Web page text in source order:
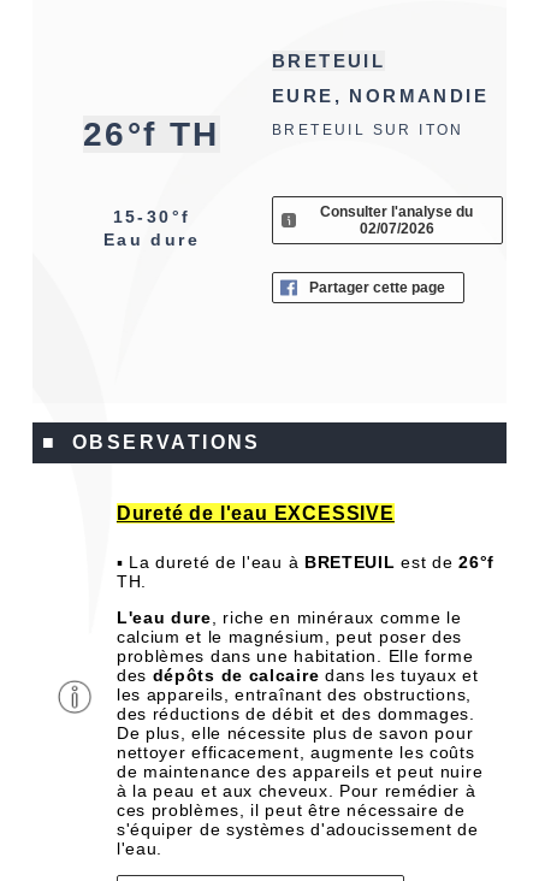
26°f TH
15-30°f
Eau dure
BRETEUIL
EURE, NORMANDIE
BRETEUIL SUR ITON
Consulter l'analyse du
02/07/2026
Partager cette page
■ OBSERVATIONS
Dureté de l'eau EXCESSIVE
▪ La dureté de l'eau à BRETEUILest de26°f
TH.
L'eau dure , riche en minéraux comme le
calcium et le magnésium, peut poser des
problèmes dans une habitation. Elle forme
des dépôts de calcaire dans les tuyaux et
les appareils, entraînant des obstructions,
des réductions de débit et des dommages.
De plus, elle nécessite plus de savon pour
nettoyer efficacement, augmente les coûts
de maintenance des appareils et peut nuire
à la peau et aux cheveux. Pour remédier à
ces problèmes, il peut être nécessaire de
s'équiper de systèmes d'adoucissement de
l'eau.